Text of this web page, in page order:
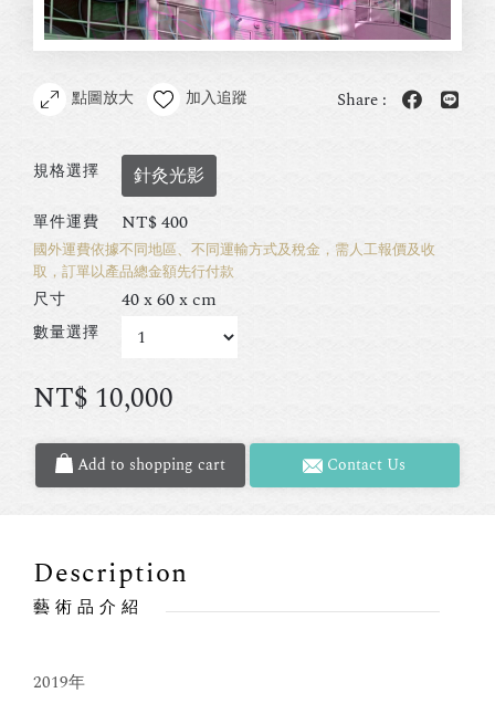
點圖放大 加入追蹤 Share :
規格選擇 針灸光影
單件運費 NT$400
國外運費依據不同地區、不同運輸方式及稅金，需人工報價及收
取，訂單以產品總金額先行付款
尺寸 40 x 60 x cm
數量選擇
NT$ 10,000
Add to shopping cart Contact Us
Description
藝術品介紹
2019年